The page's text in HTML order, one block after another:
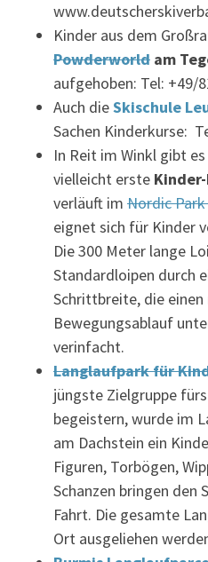
Kinder aus dem
Powderworld am
aufgehoben: Tel: +49/
Auch dieSkischule
Sachen Kinderkurse:
In Reit im Winkl gibt
vielleicht erste
verläuft im Nordic
eignet sich für Kinder
Die 300 Meter lange
Standardloipen durch
Schrittbreite, die einen
Bewegungsablauf
verinfacht.
Langlaufpark für
jüngste Zielgruppe
begeistern, wurde im
am Dachstein ein
Figuren, Torbögen,
Schanzen bringen den
Fahrt. Die gesamte
Ort ausgeliehen